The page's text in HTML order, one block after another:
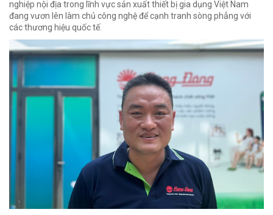
nghiệp nội địa trong lĩnh vực sản xuất thiết bị gia dụng Việt Nam
đang vươn lên làm chủ công nghệ để cạnh tranh sòng phẳng với
các thương hiệu quốc tế.